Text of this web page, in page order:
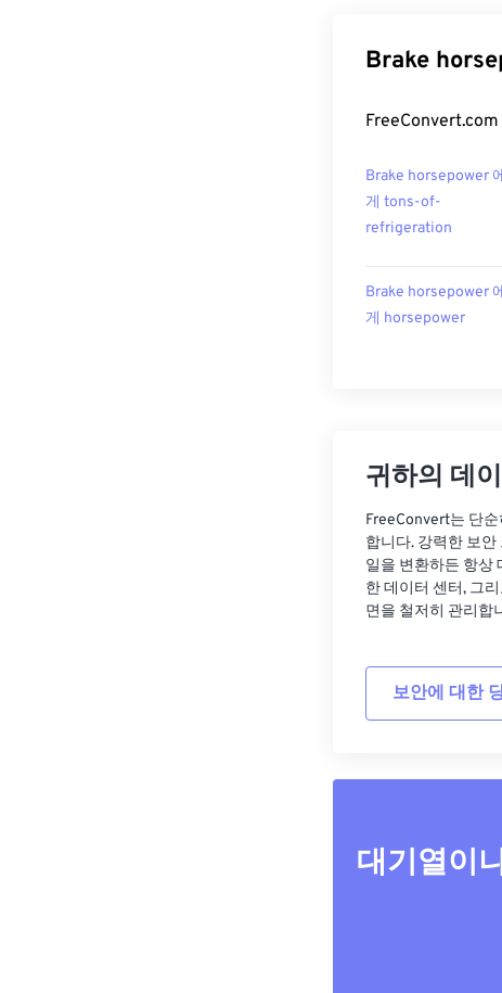
Brake
Brake horsepower 에
게 tons-of-
refrigeration
Brake horsepower 에
게 horsepower
귀하의 데
FreeConvert는 단
합니다. 강력한 보
일을 변환하든 항상
한 데이터 센터, 그
면을 철저히 관리합
보안에 대한
대기열이